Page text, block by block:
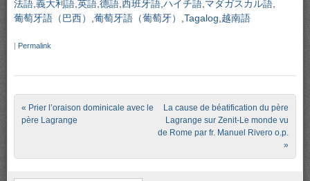
法語 義大利語 英語 德語 西班牙語 ハイチ語 マダガスカル語
葡萄牙語（巴西）
葡萄牙語（葡萄牙） Tagalog 越南語
| Permalink
Post navigation
« Prier l’oraison dominicale avec le
père Lagrange
La cause de béatification du père
Lagrange sur Zenit-Le monde vu
de Rome par fr. Manuel Rivero o.p.
»